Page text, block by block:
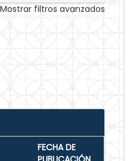
Mostrar filtros avanzados
FECHA DE